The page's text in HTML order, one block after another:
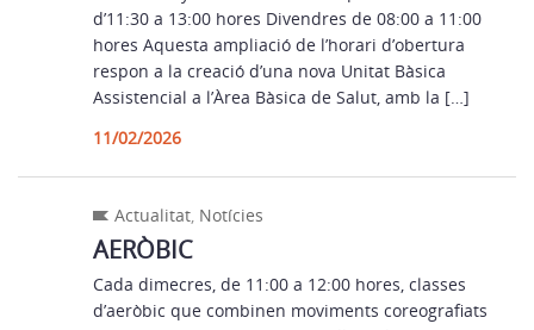
d’11:30 a 13:00 hores Divendres de 08:00 a 11:00
hores Aquesta ampliació de l’horari d’obertura
respon a la creació d’una nova Unitat Bàsica
Assistencial a l’Àrea Bàsica de Salut, amb la […]
11/02/2026
Actualitat, Notícies
AERÒBIC
Cada dimecres, de 11:00 a 12:00 hores, classes
d’aeròbic que combinen moviments coreografiats